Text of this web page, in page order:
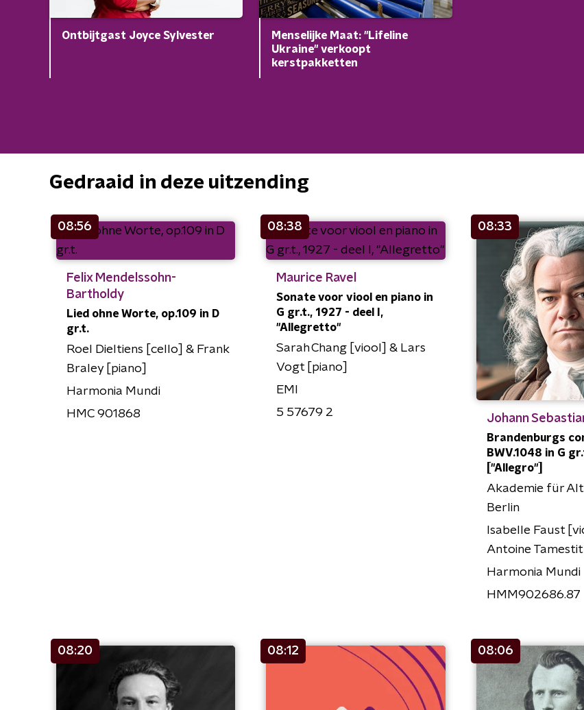
Ontbijtgast Joyce Sylvester
Menselijke Maat: "Lifeline
Ukraine" verkoopt
kerstpakketten
Gedraaid in deze uitzending
08:56
Felix Mendelssohn-
Bartholdy
Lied ohne Worte, op.109 in D
gr.t.
Roel Dieltiens [cello] & Frank
Braley [piano]
Harmonia Mundi
HMC 901868
08:38
Maurice Ravel
Sonate voor viool en piano in
G gr.t., 1927 - deel I,
"Allegretto"
Sarah Chang [viool] & Lars
Vogt [piano]
EMI
5 57679 2
08:33
Johann
Brandenburgs
BWV.1048 in G
["Allegro"]
Akademie für
Berlin
Isabelle Faust
Antoine
Harmonia Mundi
HMM902686.87
08:20 08:12 08:06